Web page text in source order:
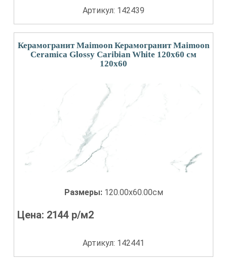
Артикул: 142439
Керамогранит Maimoon Керамогранит Maimoon
Ceramica Glossy Caribian White 120x60 см
120x60
Размеры: 120.00x60.00см
Цена: 2144 р/м2
Артикул: 142441